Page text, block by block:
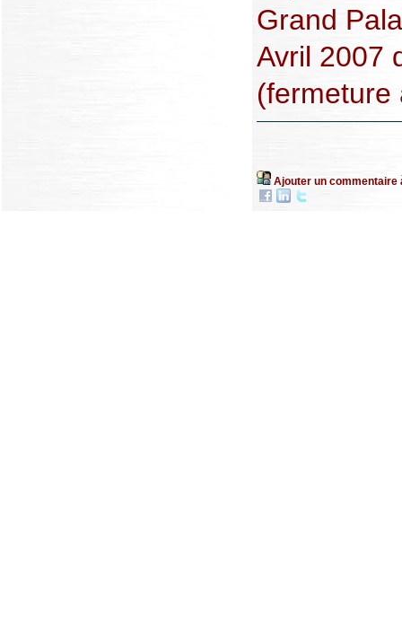
Grand
Avril 2007
(fermeture
Ajouter un commentaire